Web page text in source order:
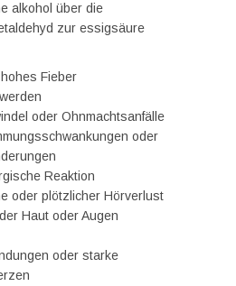
alkohol über die
zur essigsäure
Fieber
oder Ohnmachtsanfälle
oder
Reaktion
oder plötzlicher Hörverlust
Haut oder Augen
oder starke